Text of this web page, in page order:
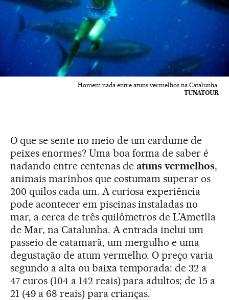
Homem nada entre atuns vermelhos na Catalunha.
TUNATOUR
O que se sente no meio de um cardume de
peixes enormes? Uma boa forma de saber é
nadando entre centenas de atuns vermelhos,
animais marinhos que costumam superar os
200 quilos cada um. A curiosa experiência
pode acontecer em piscinas instaladas no
mar, a cerca de três quilômetros de L’Ametlla
de Mar, na Catalunha. A entrada inclui um
passeio de catamarã, um mergulho e uma
degustação de atum vermelho. O preço varia
segundo a alta ou baixa temporada: de 32 a
47 euros (104 a 142 reais) para adultos; de 15 a
21 (49 a 68 reais) para crianças.